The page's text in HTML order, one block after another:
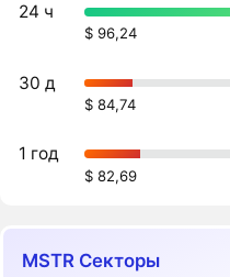
24 ч
$ 96,24
30 д
$ 84,74
1 год
$ 82,69
MSTR Секторы